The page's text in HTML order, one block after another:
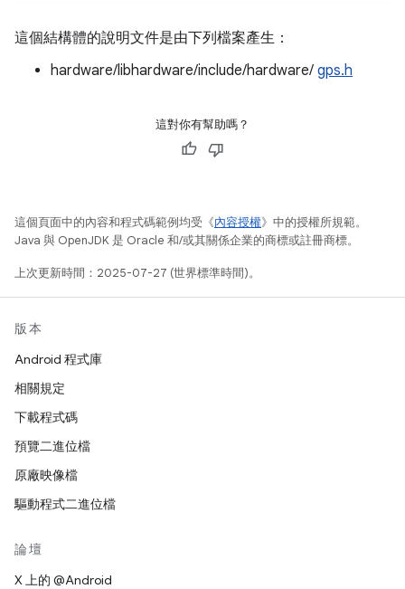
這個結構體的說明文件是由下列檔案產生：
hardware/libhardware/include/hardware/ gps.h
這對你有幫助嗎？
這個頁面中的內容和程式碼範例均受《內容授權》中的授權所規範。
Java 與 OpenJDK 是 Oracle 和/或其關係企業的商標或註冊商標。
上次更新時間：2025-07-27 (世界標準時間)。
版本
Android 程式庫
相關規定
下載程式碼
預覽二進位檔
原廠映像檔
驅動程式二進位檔
論壇
X 上的 @Android